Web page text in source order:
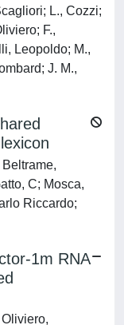
L., Cozzi;
F.,
Leopoldo; M.,
J. M.,
C; Mosca,
Riccardo;
1m RNA